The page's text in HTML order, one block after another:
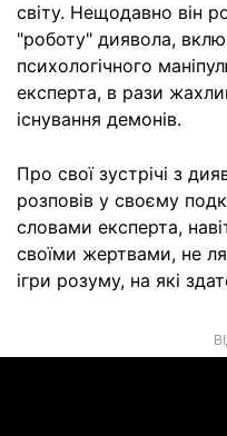
світу. Нещодавно він
"роботу" диявола,
психологічного
експерта, в рази
існування демонів.
Про свої зустрічі з
розповів у своєму
словами експерта,
своїми жертвами, не
ігри розуму, на які